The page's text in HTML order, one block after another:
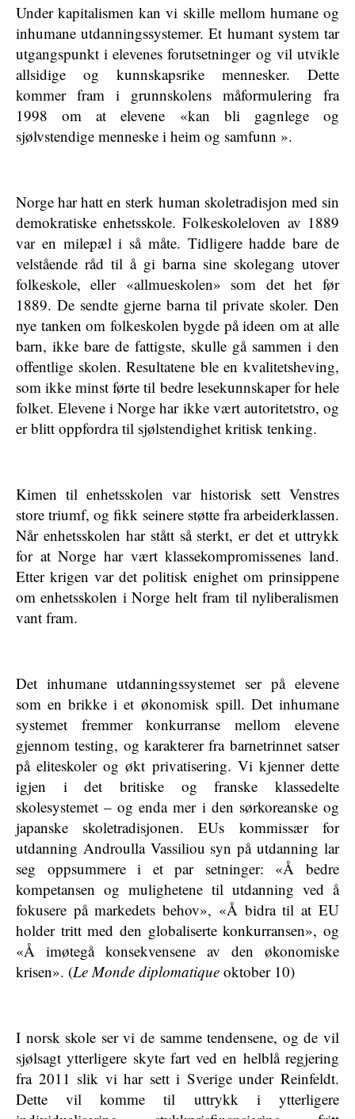
Under kapitalismen kan vi skille mellom humane og
inhumane utdanningssystemer. Et humant system tar
utgangspunkt i elevenes forutsetninger og vil utvikle
allsidige og kunnskapsrike mennesker. Dette
kommer fram i grunnskolens måformulering fra
1998 om at elevene «kan bli gagnlege og
sjølvstendige menneske i heim og samfunn ».
Norge har hatt en sterk human skoletradisjon med sin
demokratiske enhetsskole. Folkeskoleloven av 1889
var en milepæl i så måte. Tidligere hadde bare de
velstående råd til å gi barna sine skolegang utover
folkeskole, eller «allmueskolen» som det het før
1889. De sendte gjerne barna til private skoler. Den
nye tanken om folkeskolen bygde på ideen om at alle
barn, ikke bare de fattigste, skulle gå sammen i den
offentlige skolen. Resultatene ble en kvalitetsheving,
som ikke minst førte til bedre lesekunnskaper for hele
folket. Elevene i Norge har ikke vært autoritetstro, og
er blitt oppfordra til sjølstendighet kritisk tenking.
Kimen til enhetsskolen var historisk sett Venstres
store triumf, og fikk seinere støtte fra arbeiderklassen.
Når enhetsskolen har stått så sterkt, er det et uttrykk
for at Norge har vært klassekompromissenes land.
Etter krigen var det politisk enighet om prinsippene
om enhetsskolen i Norge helt fram til nyliberalismen
vant fram.
Det inhumane utdanningssystemet ser på elevene
som en brikke i et økonomisk spill. Det inhumane
systemet fremmer konkurranse mellom elevene
gjennom testing, og karakterer fra barnetrinnet satser
på eliteskoler og økt privatisering. Vi kjenner dette
igjen i det britiske og franske klassedelte
skolesystemet – og enda mer i den sørkoreanske og
japanske skoletradisjonen. EUs kommissær for
utdanning Androulla Vassiliou syn på utdanning lar
seg oppsummere i et par setninger: «Å bedre
kompetansen og mulighetene til utdanning ved å
fokusere på markedets behov», «Å bidra til at EU
holder tritt med den globaliserte konkurransen», og
«Å imøtegå konsekvensene av den økonomiske
krisen». (Le Monde diplomatique oktober 10)
I norsk skole ser vi de samme tendensene, og de vil
sjølsagt ytterligere skyte fart ved en helblå regjering
fra 2011 slik vi har sett i Sverige under Reinfeldt.
Dette vil komme til uttrykk i ytterligere